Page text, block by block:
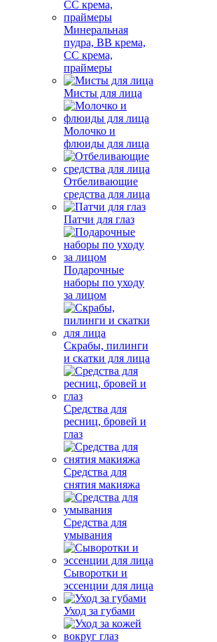
Минеральная
пудра, BB крема,
СС крема,
праймеры
Мисты для лица
Молочко и
флюиды для лица
Отбеливающие
средства для лица
Патчи для глаз
Подарочные
наборы по уходу
за лицом
Скрабы, пилинги
и скатки для лица
Средства для
ресниц, бровей и
глаз
Средства для
снятия макияжа
Средства для
умывания
Сыворотки и
эссенции для лица
Уход за губами